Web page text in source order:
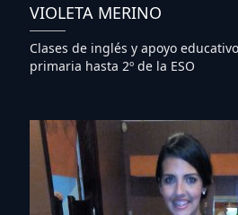
VIOLETA MERINO
Clases de inglés y apoyo
primaria hasta 2º de la ESO